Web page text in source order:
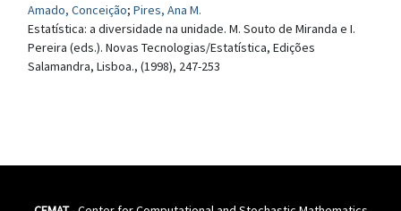
Amado, Conceição; Pires, Ana M.
Estatística: a diversidade na unidade. M. Souto de Miranda e I.
Pereira (eds.). Novas Tecnologias/Estatística, Edições
Salamandra, Lisboa., (1998), 247-253